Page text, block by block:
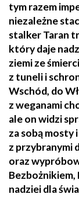
tym razem
niezależne
stalker Taran
który daje
ziemi ze
z tuneli i
Wschód, do
z weganami
ale on widzi
za sobą mosty
z przybranymi
oraz
Bezbożnikiem,
nadziei dla